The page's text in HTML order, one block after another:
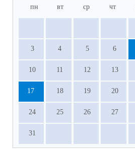
пн вт ср чт
3 4 5 6
10 11 12 13
17 18 19 20
24 25 26 27
31